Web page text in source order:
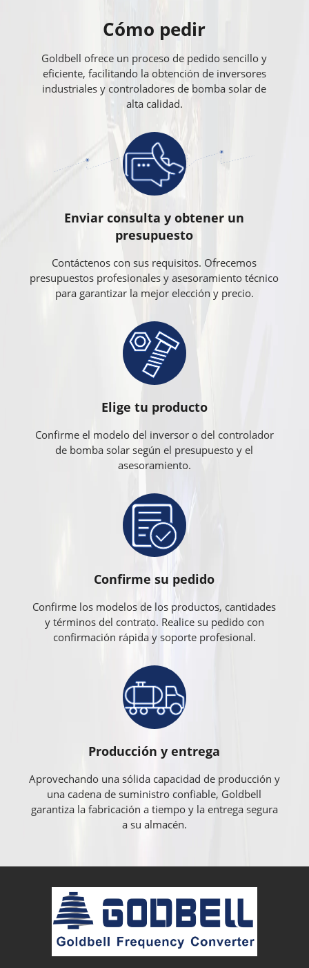
Cómo pedir
Goldbell ofrece un proceso de pedido sencillo y
eficiente, facilitando la obtención de inversores
industriales y controladores de bomba solar de
alta calidad.
Enviar consulta y obtener un
presupuesto
Contáctenos con sus requisitos. Ofrecemos
presupuestos profesionales y asesoramiento técnico
para garantizar la mejor elección y precio.
Elige tu producto
Confirme el modelo del inversor o del controlador
de bomba solar según el presupuesto y el
asesoramiento.
Confirme su pedido
Confirme los modelos de los productos, cantidades
y términos del contrato. Realice su pedido con
confirmación rápida y soporte profesional.
Producción y entrega
Aprovechando una sólida capacidad de producción y
una cadena de suministro confiable, Goldbell
garantiza la fabricación a tiempo y la entrega segura
a su almacén.